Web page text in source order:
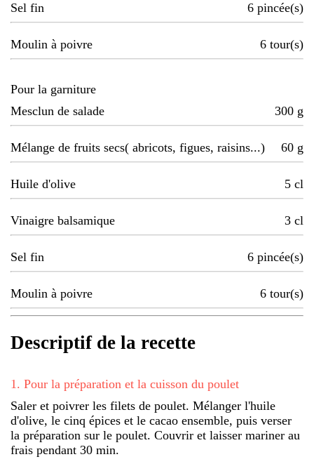
Sel fin 6 pincée(s)
Moulin à poivre 6 tour(s)
Pour la garniture
Mesclun de salade
300 g
Mélange de fruits secs( abricots, figues, raisins...) 60 g
Huile d'olive 5 cl
Vinaigre balsamique 3 cl
Sel fin 6 pincée(s)
Moulin à poivre 6 tour(s)
Descriptif de la recette
1 . Pour la préparation et la cuisson du poulet
Saler et poivrer les filets de poulet. Mélanger l'huile
d'olive, le cinq épices et le cacao ensemble, puis verser
la préparation sur le poulet. Couvrir et laisser mariner au
frais pendant 30 min.